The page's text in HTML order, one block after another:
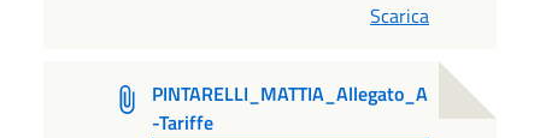
Scarica
PINTARELLI_MATTIA_Allegato_A
-Tariffe